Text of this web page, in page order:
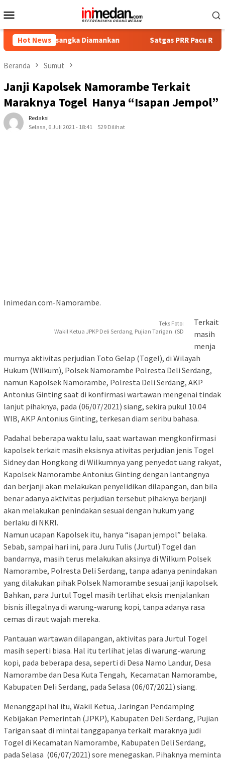
ke
Mobile
Hot NewsDiamankan Satgas PRR Pacu Realisasi
Beranda Sumut
Janji Kapolsek Namorambe Terkait
Maraknya Togel Hanya “Isapan Jempol”
Redaksi
Selasa, 6 Juli 2021 - 18:41
529 Dilihat
Inimedan.com-Namorambe.
Teks Foto:
Wakil Ketua JPKP Deli Serdang, Pujian Tarigan. (SD
Terkait
masih
menja
murnya aktivitas perjudian Toto Gelap (Togel), di Wilayah
Hukum (Wilkum), Polsek Namorambe Polresta Deli Serdang,
namun Kapolsek Namorambe, Polresta Deli Serdang, AKP
Antonius Ginting saat di konfirmasi wartawan mengenai tindak
lanjut pihaknya, pada (06/07/2021) siang, sekira pukul 10.04
WIB, AKP Antonius Ginting, terkesan diam seribu bahasa.
Padahal beberapa waktu lalu, saat wartawan mengkonfirmasi
kapolsek terkait masih eksisnya ativitas perjudian jenis Togel
Sidney dan Hongkong di Wilkumnya yang penyedot uang rakyat,
Kapolsek Namorambe Antonius Ginting dengan lantangnya
dan berjanji akan melakukan penyelidikan dilapangan, dan bila
benar adanya aktivitas perjudian tersebut pihaknya berjanji
akan melakukan penindakan sesuai dengan hukum yang
berlaku di NKRI.
Namun ucapan Kapolsek itu, hanya “isapan jempol” belaka.
Sebab, sampai hari ini, para Juru Tulis (Jurtul) Togel dan
bandarnya, masih terus melakukan aksinya di Wilkum Polsek
Namorambe, Polresta Deli Serdang, tanpa adanya penindakan
yang dilakukan pihak Polsek Namorambe sesuai janji kapolsek.
Bahkan, para Jurtul Togel masih terlihat eksis menjalankan
bisnis illegalnya di warung-warung kopi, tanpa adanya rasa
cemas di raut wajah mereka.
Pantauan wartawan dilapangan, aktivitas para Jurtul Togel
masih seperti biasa. Hal itu terlihat jelas di warung-warung
kopi, pada beberapa desa, seperti di Desa Namo Landur, Desa
Namorambe dan Desa Kuta Tengah, Kecamatan Namorambe,
Kabupaten Deli Serdang, pada Selasa (06/07/2021) siang.
Menanggapi hal itu, Wakil Ketua, Jaringan Pendamping
Kebijakan Pemerintah (JPKP), Kabupaten Deli Serdang, Pujian
Tarigan saat di mintai tanggapanya terkait maraknya judi
Togel di Kecamatan Namorambe, Kabupaten Deli Serdang,
pada Selasa (06/07/2021) sore menegaskan. Pihaknya meminta